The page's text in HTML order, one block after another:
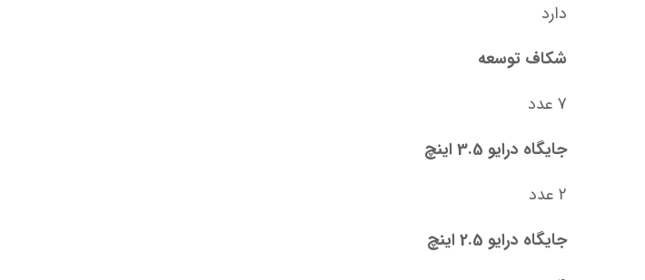
دارد
شکاف توسعه
7 عدد
جایگاه درایو 3.5 اینچ
2 عدد
جایگاه درایو 2.5 اینچ